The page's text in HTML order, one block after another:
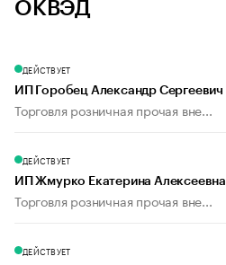
ОКВЭД
ДЕЙСТВУЕТ
ИП Горобец Александр Сергеевич
Торговля розничная прочая вне...
ДЕЙСТВУЕТ
ИП Жмурко Екатерина Алексеевна
Торговля розничная прочая вне...
ДЕЙСТВУЕТ